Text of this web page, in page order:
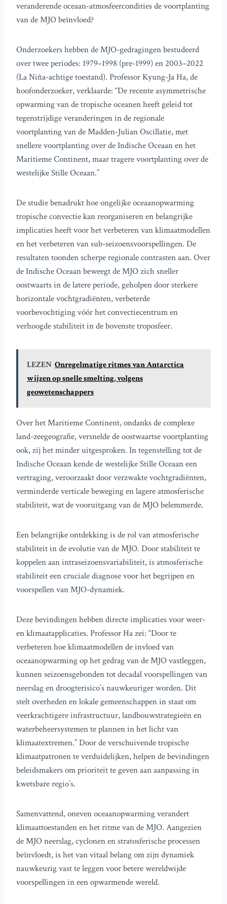
veranderende oceaan-atmosfeercondities de voortplanting
van de MJO beïnvloed?
Onderzoekers hebben de MJO-gedragingen bestudeerd
over twee periodes: 1979–1998 (pre-1999) en 2003–2022
(La Niña-achtige toestand). Professor Kyung-Ja Ha, de
hoofonderzoeker, verklaarde: “De recente asymmetrische
opwarming van de tropische oceanen heeft geleid tot
tegenstrijdige veranderingen in de regionale
voortplanting van de Madden-Julian Oscillatie, met
snellere voortplanting over de Indische Oceaan en het
Maritieme Continent, maar tragere voortplanting over de
westelijke Stille Oceaan.”
De studie benadrukt hoe ongelijke oceaanopwarming
tropische convectie kan reorganiseren en belangrijke
implicaties heeft voor het verbeteren van klimaatmodellen
en het verbeteren van sub-seizoensvoorspellingen. De
resultaten toonden scherpe regionale contrasten aan. Over
de Indische Oceaan beweegt de MJO zich sneller
oostwaarts in de latere periode, geholpen door sterkere
horizontale vochtgradiënten, verbeterde
voorbevochtiging vóór het convectiecentrum en
verhoogde stabiliteit in de bovenste troposfeer.
LEZEN Onregelmatige ritmes van Antarctica
wijzen op snelle smelting, volgens
geowetenschappers
Over het Maritieme Continent, ondanks de complexe
land-zeegeografie, versnelde de oostwaartse voortplanting
ook, zij het minder uitgesproken. In tegenstelling tot de
Indische Oceaan kende de westelijke Stille Oceaan een
vertraging, veroorzaakt door verzwakte vochtgradiënten,
verminderde verticale beweging en lagere atmosferische
stabiliteit, wat de vooruitgang van de MJO belemmerde.
Een belangrijke ontdekking is de rol van atmosferische
stabiliteit in de evolutie van de MJO. Door stabiliteit te
koppelen aan intraseizoensvariabiliteit, is atmosferische
stabiliteit een cruciale diagnose voor het begrijpen en
voorspellen van MJO-dynamiek.
Deze bevindingen hebben directe implicaties voor weer-
en klimaatapplicaties. Professor Ha zei: “Door te
verbeteren hoe klimaatmodellen de invloed van
oceaanopwarming op het gedrag van de MJO vastleggen,
kunnen seizoensgebonden tot decadal voorspellingen van
neerslag en droogterisico’s nauwkeuriger worden. Dit
stelt overheden en lokale gemeenschappen in staat om
veerkrachtigere infrastructuur, landbouwstrategieën en
waterbeheersystemen te plannen in het licht van
klimaatextremen.” Door de verschuivende tropische
klimaatpatronen te verduidelijken, helpen de bevindingen
beleidsmakers om prioriteit te geven aan aanpassing in
kwetsbare regio’s.
Samenvattend, oneven oceaanopwarming verandert
klimaattoestanden en het ritme van de MJO. Aangezien
de MJO neerslag, cyclonen en stratosferische processen
beïnvloedt, is het van vitaal belang om zijn dynamiek
nauwkeurig vast te leggen voor betere wereldwijde
voorspellingen in een opwarmende wereld.